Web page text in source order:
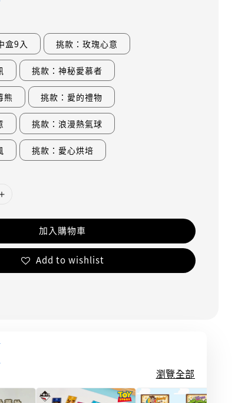
盒9入 挑款：玫瑰心意
挑款：神秘愛慕者
熊 挑款：愛的禮物
挑款：浪漫熱氣球
挑款：愛心烘培
加入購物車
Add to wishlist
瀏覽全部